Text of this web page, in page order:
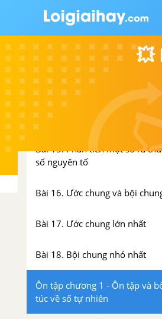
💥
cho 9
Bài 13. Ước và bội
Bài 14. Số nguyên tố. Hợp số.
Bảng số nguyên tố
Bài 15. Phân tích một số ra
số nguyên tố
Bài 16. Ước chung và bội
Bài 17. Ước chung lớn nhất
Bài 18. Bội chung nhỏ nhất
Ôn tập chương 1 - Ôn tập và
túc về số tự nhiên